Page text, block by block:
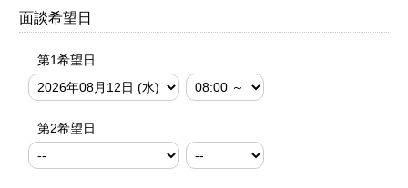
面談希望日
第1希望日
第2希望日